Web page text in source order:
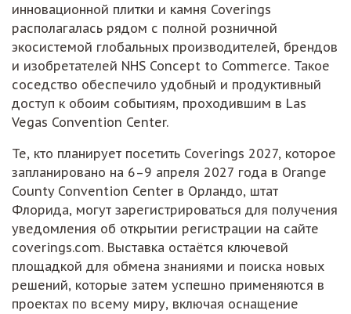
инновационной плитки и камня Coverings
располагалась рядом с полной розничной
экосистемой глобальных производителей, брендов
и изобретателей NHS Concept to Commerce. Такое
соседство обеспечило удобный и продуктивный
доступ к обоим событиям, проходившим в Las
Vegas Convention Center.
Те, кто планирует посетить Coverings 2027, которое
запланировано на 6–9 апреля 2027 года в Orange
County Convention Center в Орландо, штат
Флорида, могут зарегистрироваться для получения
уведомления об открытии регистрации на сайте
coverings.com. Выставка остаётся ключевой
площадкой для обмена знаниями и поиска новых
решений, которые затем успешно применяются в
проектах по всему миру, включая оснащение